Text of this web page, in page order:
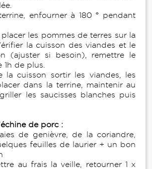
enfourner à 180 ° pendant
les pommes de terres sur la
la cuisson des viandes et le
(ajuster si besoin), remettre le
de plus.
cuisson sortir les viandes, les
dans la terrine, maintenir au
les saucisses blanches puis
de porc :
de genièvre, de la coriandre,
feuilles de laurier + un bon
au frais la veille, retourner 1 x